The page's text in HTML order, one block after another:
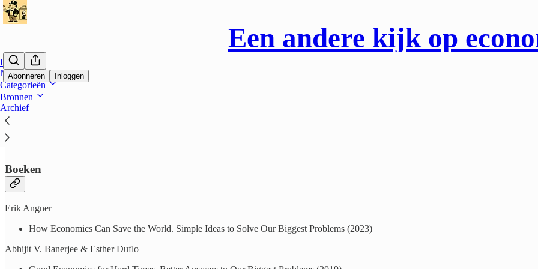
Een andere kijk op
Abonneren Inloggen
Home
Notes
Categorieën
Bronnen
Archief
Bronnen
Boeken
Erik Angner
How Economics Can Save the World. Simple Ideas to Solve Our Biggest Problems (2023)
Abhijit V. Banerjee & Esther Duflo